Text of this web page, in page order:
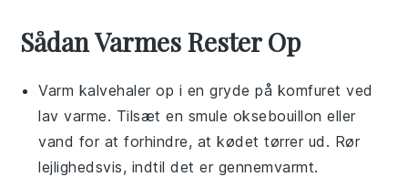
Sådan Varmes Rester Op
Varm kalvehaler op i en gryde på komfuret ved
lav varme. Tilsæt en smule oksebouillon eller
vand for at forhindre, at kødet tørrer ud. Rør
lejlighedsvis, indtil det er gennemvarmt.